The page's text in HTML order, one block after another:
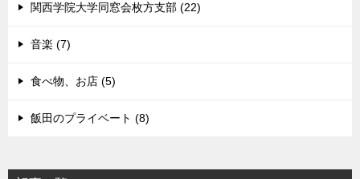
関西学院大学同窓会枚方支部 (22)
音楽 (7)
食べ物、お店 (5)
飯田のプライベート (8)